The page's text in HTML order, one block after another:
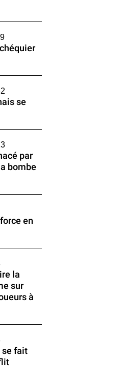
se
par
bombe
en
la
sur
à
se fait